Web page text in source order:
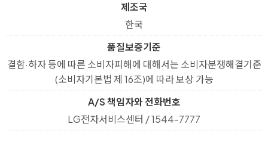
제조국
한국
품질보증기준
결함·하자 등에 따른 소비자피해에 대해서는 소비자분쟁해결기준
(소비자기본법 제 16조)에 따라 보상 가능
A/S 책임자와 전화번호
LG전자서비스센터 / 1544-7777